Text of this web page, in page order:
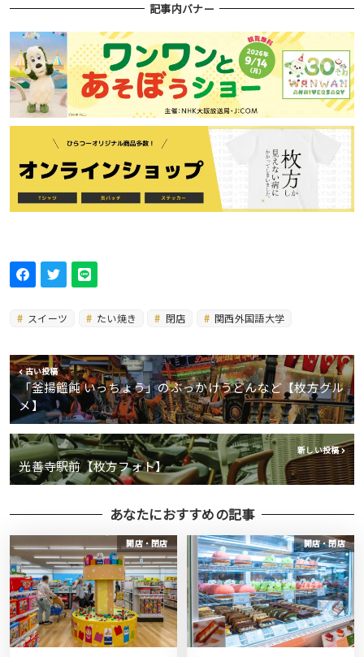
記事内バナー
スイーツ たい焼き 閉店 関西外国語大学
古い投稿
「釜揚饂飩 いっちょう」のぶっかけうどんなど【枚方グル
メ】
新しい投稿
光善寺駅前【枚方フォト】
あなたにおすすめの記事
開店・閉店 開店・閉店